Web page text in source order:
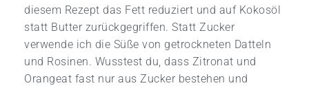
diesem Rezept das Fett reduziert und auf Kokosöl
statt Butter zurückgegriffen. Statt Zucker
verwende ich die Süße von getrockneten Datteln
und Rosinen. Wusstest du, dass Zitronat und
Orangeat fast nur aus Zucker bestehen und